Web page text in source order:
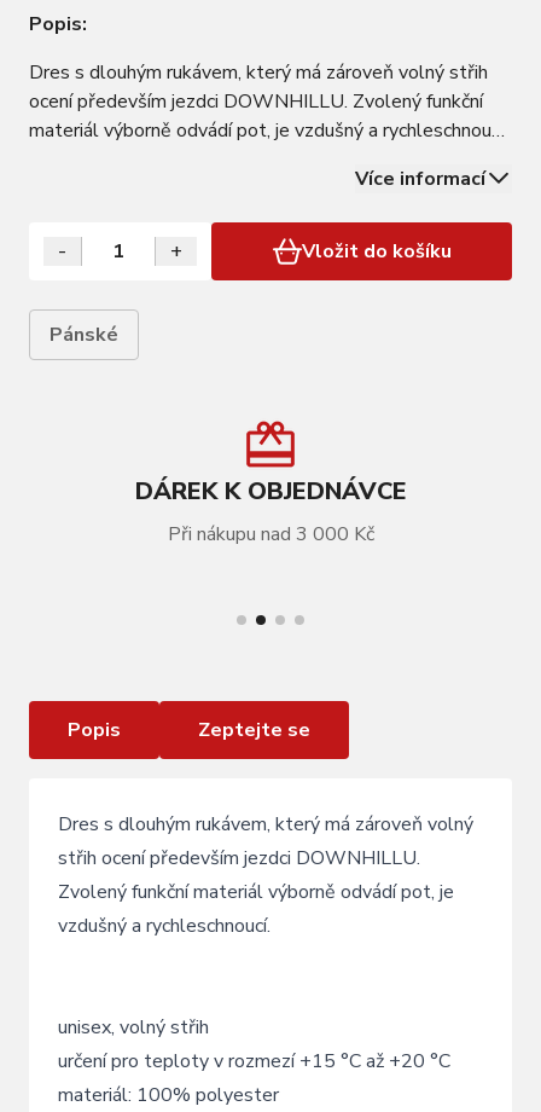
Popis:
Dres s dlouhým rukávem, který má zároveň volný střih
ocení především jezdci DOWNHILLU. Zvolený funkční
materiál výborně odvádí pot, je vzdušný a rychleschnoucí.
+20 °C materiál: 100% polyester na tomto dresu
nedoporučujeme vozit batoh kvůli…
Více informací
- + Vložit do košíku
Pánské
DÁREK K OBJEDNÁVCE
Při nákupu nad 3 000 Kč
Popis Zeptejte se
Dres s dlouhým rukávem, který má zároveň volný
střih ocení především jezdci DOWNHILLU.
Zvolený funkční materiál výborně odvádí pot, je
vzdušný a rychleschnoucí.
unisex, volný střih
určení pro teploty v rozmezí +15 °C až +20 °C
materiál: 100% polyester